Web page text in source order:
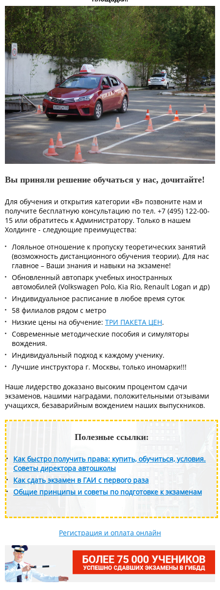
Вы приняли решение обучаться у нас, дочитайте!
Для обучения и открытия категории «В» позвоните нам и
получите бесплатную консультацию по тел. +7 (495) 122-00-
15 или обратитесь к Администратору. Только в нашем
Холдинге - следующие преимущества:
Лояльное отношение к пропуску теоретических занятий
(возможность дистанционного обучения теории). Для нас
главное – Ваши знания и навыки на экзамене!
Обновленный автопарк учебных иностранных
автомобилей (Volkswagen Polo, Kia Rio, Renault Logan и др)
Индивидуальное расписание в любое время суток
58 филиалов рядом с метро
Низкие цены на обучение: ТРИ ПАКЕТА ЦЕН.
Современные методические пособия и симуляторы
вождения.
Индивидуальный подход к каждому ученику.
Лучшие инструктора г. Москвы, только иномарки!!!
Наше лидерство доказано высоким процентом сдачи
экзаменов, нашими наградами, положительными отзывами
учащихся, безаварийным вождением наших выпускников.
Полезные ссылки:
Как быстро получить права: купить, обучиться, условия.
Советы директора автошколы
Как сдать экзамен в ГАИ с первого раза
Общие принципы и советы по подготовке к экзаменам
Регистрация и оплата онлайн